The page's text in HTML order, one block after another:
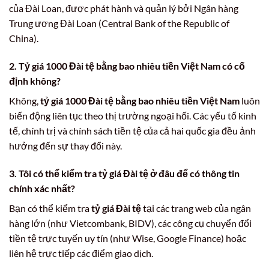
của Đài Loan, được phát hành và quản lý bởi Ngân hàng
Trung ương Đài Loan (Central Bank of the Republic of
China).
2. Tỷ giá 1000 Đài tệ bằng bao nhiêu tiền Việt Nam có cố
định không?
Không,tỷ giá 1000 Đài tệ bằng bao nhiêu tiền Việt Nam luôn
biến động liên tục theo thị trường ngoại hối. Các yếu tố kinh
tế, chính trị và chính sách tiền tệ của cả hai quốc gia đều ảnh
hưởng đến sự thay đổi này.
3. Tôi có thể kiểm tra tỷ giá Đài tệ ở đâu để có thông tin
chính xác nhất?
Bạn có thể kiểm tratỷ giá Đài tệtại các trang web của ngân
hàng lớn (như Vietcombank, BIDV), các công cụ chuyển đổi
tiền tệ trực tuyến uy tín (như Wise, Google Finance) hoặc
liên hệ trực tiếp các điểm giao dịch.